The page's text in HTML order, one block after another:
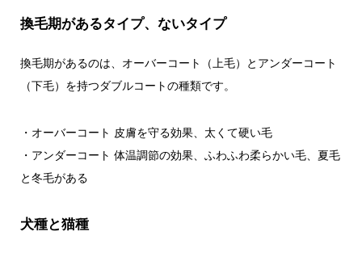
換毛期があるタイプ、ないタイプ
換毛期があるのは、オーバーコート（上毛）とアンダーコート
（下毛）を持つダブルコートの種類です。
・オーバーコート 皮膚を守る効果、太くて硬い毛
・アンダーコート 体温調節の効果、ふわふわ柔らかい毛、夏毛
と冬毛がある
犬種と猫種